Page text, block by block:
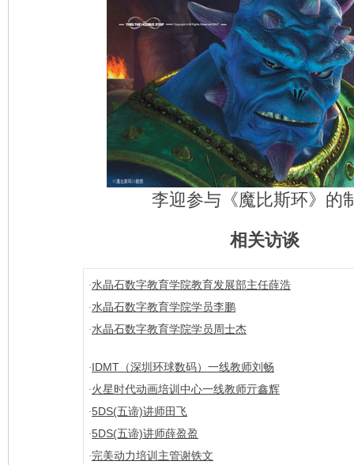
李迎参与《魔比斯环》的
相关访谈
·水晶石数字教育学院教育发展部主任薛浩
·水晶石数字教育学院学员李鹏
·水晶石数字教育学院学员周士杰
·IDMT（深圳环球数码）一线教师刘畅
·火星时代动画培训中心一线教师亓鑫辉
·5DS(五谛)讲师田飞
·5DS(五谛)讲师薛盈盈
·完美动力培训主管谢铁文